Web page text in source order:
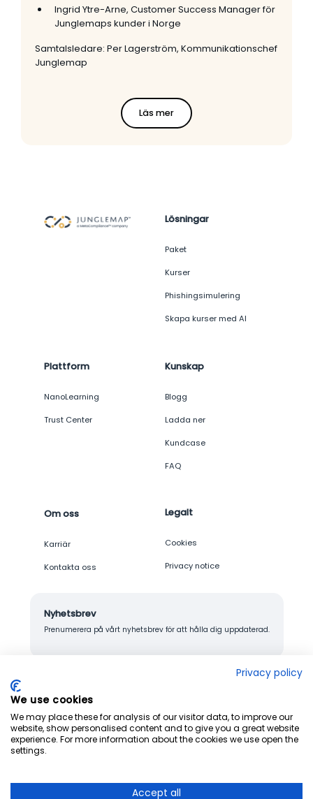
Ingrid Ytre-Arne, Customer Success Manager för
Junglemaps kunder i Norge
Samtalsledare: Per Lagerström, Kommunikationschef
Junglemap
Läs mer
Lösningar
Paket
Kurser
Phishingsimulering
Skapa kurser med AI
Plattform
NanoLearning
Trust Center
Kunskap
Blogg
Ladda ner
Kundcase
FAQ
Om oss
Karriär
Kontakta oss
Legalt
Cookies
Privacy notice
Nyhetsbrev
Prenumerera på vårt nyhetsbrev för att hålla dig uppdaterad.
Privacy policy
We use cookies
We may place these for analysis of our visitor data, to improve our
website, show personalised content and to give you a great website
experience. For more information about the cookies we use open the
settings.
Accept all